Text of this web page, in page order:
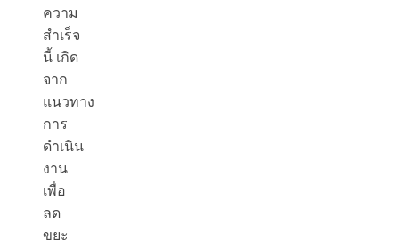
ความ
สำเร็จ
นี้ เกิด
จาก
แนวทาง
การ
ดำเนิน
งาน
เพื่อ
ลด
ขยะ